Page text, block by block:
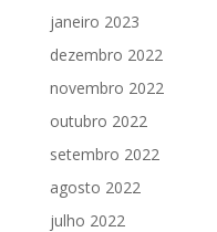
janeiro 2023
dezembro 2022
novembro 2022
outubro 2022
setembro 2022
agosto 2022
julho 2022